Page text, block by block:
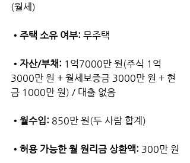
(월세)
•주택 소유 여부: 무주택
•자산/부채: 1억7000만 원(주식 1억
3000만 원 + 월세보증금 3000만 원 + 현
금 1000만 원) / 대출 없음
•월수입: 850만 원(두 사람 합계)
•허용 가능한 월 원리금 상환액: 300만 원